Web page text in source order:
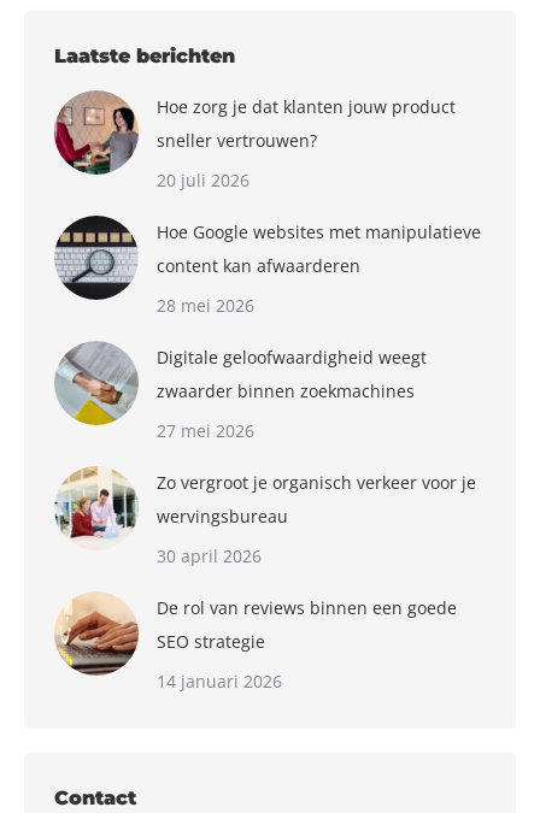
Laatste berichten
Hoe zorg je dat klanten jouw product
sneller vertrouwen?
20 juli 2026
Hoe Google websites met manipulatieve
content kan afwaarderen
28 mei 2026
Digitale geloofwaardigheid weegt
zwaarder binnen zoekmachines
27 mei 2026
Zo vergroot je organisch verkeer voor je
wervingsbureau
30 april 2026
De rol van reviews binnen een goede
SEO strategie
14 januari 2026
Contact